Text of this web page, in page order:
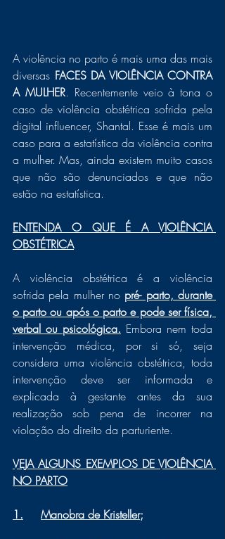
A violência no parto é mais uma das mais
diversas FACES DA VIOLÊNCIA CONTRA
A MULHER. Recentemente veio à tona o
caso de violência obstétrica sofrida pela
digital influencer, Shantal. Esse é mais um
caso para a estatística da violência contra
a mulher. Mas, ainda existem muito casos
que não são denunciados e que não
estão na estatística.
ENTENDA O QUE É A VIOLÊNCIA
OBSTÉTRICA
A violência obstétrica é a violência
sofrida pela mulher no pré- parto, durante
o parto ou após o parto e pode ser física,
verbal ou psicológica. Embora nem toda
intervenção médica, por si só, seja
considera uma violência obstétrica, toda
intervenção deve ser informada e
explicada à gestante antes da sua
realização sob pena de incorrer na
violação do direito da parturiente.
VEJA ALGUNS EXEMPLOS DE VIOLÊNCIA
NO PARTO
1.	Manobra de Kristeller;